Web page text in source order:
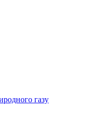
газу